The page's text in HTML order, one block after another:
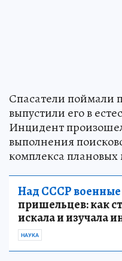
Спасатели поймали
выпустили его в
Инцидент
выполнения
комплекса
Над СССР военные
пришельцев: как
искала и изучала
НАУКА